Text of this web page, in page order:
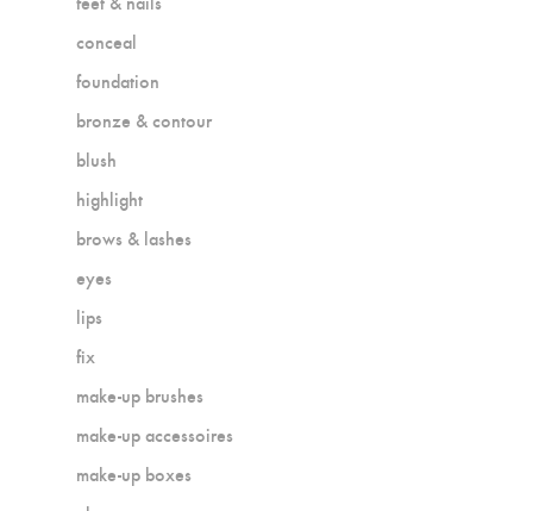
conceal
foundation
bronze & contour
blush
highlight
brows & lashes
eyes
lips
fix
make-up brushes
make-up accessoires
make-up boxes